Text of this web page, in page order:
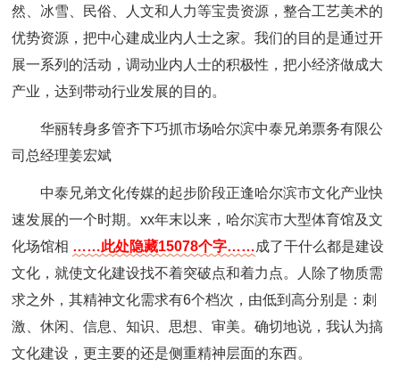
然、冰雪、民俗、人文和人力等宝贵资源，整合工艺美术的
优势资源，把中心建成业内人士之家。我们的目的是通过开
展一系列的活动，调动业内人士的积极性，把小经济做成大
产业，达到带动行业发展的目的。
华丽转身多管齐下巧抓市场哈尔滨中泰兄弟票务有限公
司总经理姜宏斌
中泰兄弟文化传媒的起步阶段正逢哈尔滨市文化产业快
速发展的一个时期。xx年末以来，哈尔滨市大型体育馆及文
化场馆相 ……此处隐藏15078个字……成了干什么都是建设
文化，就使文化建设找不着突破点和着力点。人除了物质需
求之外，其精神文化需求有6个档次，由低到高分别是：刺
激、休闲、信息、知识、思想、审美。确切地说，我认为搞
文化建设，更主要的还是侧重精神层面的东西。